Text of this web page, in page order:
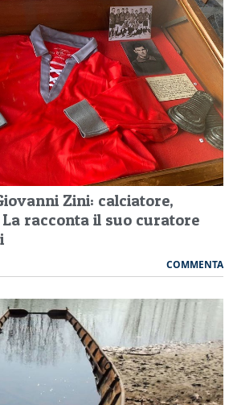
Zini: calciatore,
racconta il suo curatore
COMMENTA